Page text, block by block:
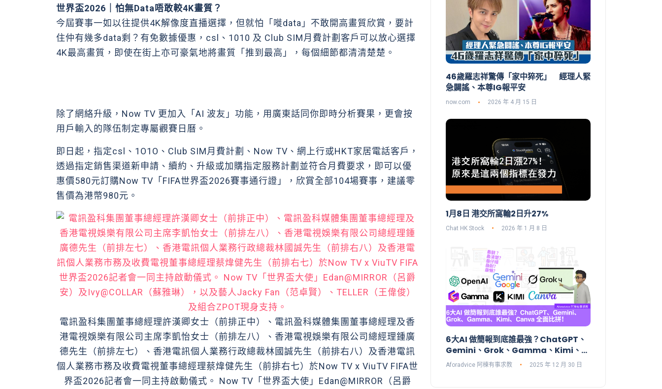
世界盃2026｜怕無Data唔敢較4K畫質？
今屆賽事一如以往提供4K解像度直播選擇，但就怕「嘥data」不敢開高畫質欣賞，要計
住仲有幾多data剩？有免數據優惠，csl、1010 及 Club SIM月費計劃客戶可以放心選擇
4K最高畫質，即使在街上亦可豪氣地將畫質「推到最高」，每個細節都清清楚楚。
除了網絡升級，Now TV 更加入「AI 波友」功能，用廣東話同你即時分析賽果，更會按
用戶輸入的隊伍制定專屬觀賽日曆。
即日起，指定csl、1O1O、Club SIM月費計劃、Now TV、網上行或HKT家居電話客戶，
透過指定銷售渠道新申請、續約、升級或加購指定服務計劃並符合月費要求，即可以優
惠價580元訂購Now TV「FIFA世界盃2026賽事通行證」，欣賞全部104場賽事，建議零
售價為港幣980元。
電訊盈科集團董事總經理許漢卿女士（前排正中）、電訊盈科媒體集團董事總經理及香
港電視娛樂有限公司主席李凱怡女士（前排左八）、香港電視娛樂有限公司總經理鍾廣
德先生（前排左七）、香港電訊個人業務行政總裁林國誠先生（前排右八）及香港電訊
個人業務市務及收費電視董事總經理蔡煒健先生（前排右七）於Now TV x ViuTV FIFA世
界盃2026記者會一同主持啟動儀式。 Now TV「世界盃大使」Edan@MIRROR（呂爵
46歲羅志祥驚傳「家中猝死」 經理人緊
急闢謠、本尊IG報平安
now.com 2026 年 4 月 15 日
1月8日 港交所窩輪2日升27%
Chat HK Stock 2026 年 1 月 8 日
6大AI 做簡報到底誰最強？ChatGPT、
Gemini、Grok、Gamma、Kimi、
Canva 全面比拼！
Aforadvice 阿棟有事求教 2025 年 12 月 30 日